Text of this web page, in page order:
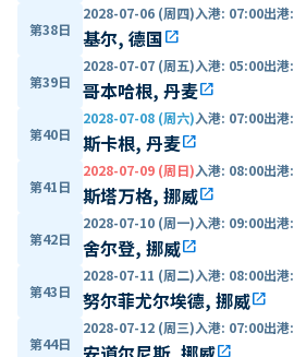
第38日
2028-07-06 (周四)入港: 07:00出港:
基尔, 德国open_in_new
第39日
2028-07-07 (周五)入港: 05:00出港:
哥本哈根, 丹麦open_in_new
第40日
2028-07-08 (周六)入港: 07:00出港:
斯卡根, 丹麦open_in_new
第41日
2028-07-09 (周日)入港: 08:00出港:
斯塔万格, 挪威open_in_new
第42日
2028-07-10 (周一)入港: 09:00出港:
舍尔登, 挪威open_in_new
第43日
2028-07-11 (周二)入港: 08:00出港:
努尔菲尤尔埃德, 挪威open_in_new
第44日
2028-07-12 (周三)入港: 07:00出港:
open_in_new